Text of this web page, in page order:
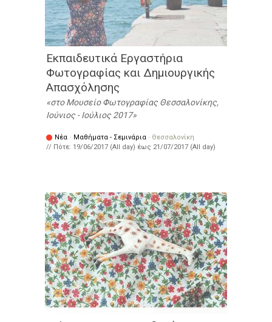
Εκπαιδευτικά Εργαστήρια
Φωτογραφίας και Δημιουργικής
Απασχόλησης
στο Μουσείο Φωτογραφίας Θεσσαλονίκης,
Ιούνιος - Ιούλιος 2017
Νέα · Μαθήματα - Σεμινάρια · Θεσσαλονίκη
// Πότε: 19/06/2017 (All day) έως 21/07/2017 (All day)